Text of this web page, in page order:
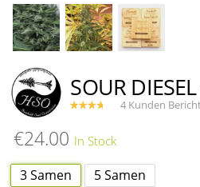
SOUR
4 Kunden
€24.00
3 Samen 5 Samen